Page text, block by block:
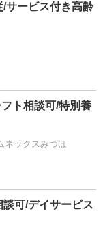
/サービス付き高齢
ト相談可/特別養
ネックスみづほ
談可/デイサービス